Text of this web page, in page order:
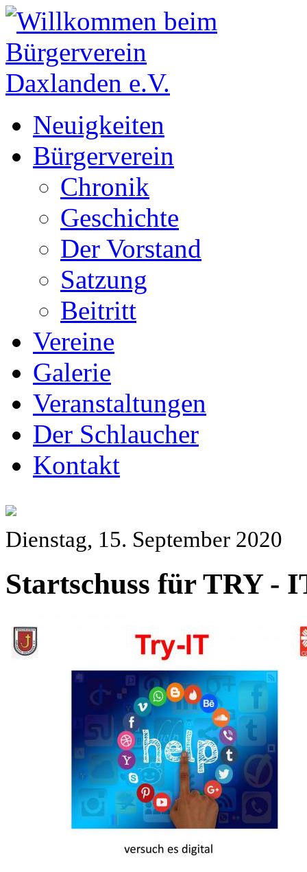
Neuigkeiten
Bürgerverein
Chronik
Geschichte
Der Vorstand
Satzung
Beitritt
Vereine
Galerie
Veranstaltungen
Der Schlaucher
Kontakt
Dienstag, 15. September 2020
Startschuss für TRY -